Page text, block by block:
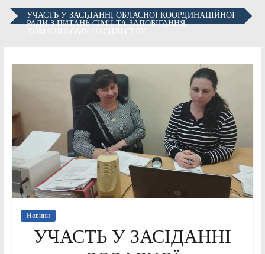
УЧАСТЬ У ЗАСІДАННІ ОБЛАСНОЇ КООРДИНАЦІЙНОЇ
РАДИ З ПИТАНЬ СІМ’Ї ТА ЗАПОБІГАННЯ
Новини
УЧАСТЬ У ЗАСІДАННІ